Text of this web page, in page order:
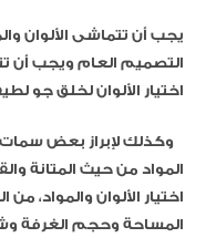
يجب أن تتماشى الألوان
التصميم العام ويجب أن
اختيار الألوان لخلق جو
وكذلك لإبراز بعض سمات
المواد من حيث المتانة
اختيار الألوان والمواد،
المساحة وحجم الغرفة